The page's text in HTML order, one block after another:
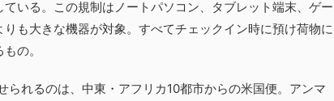
いる。この規制はノートパソコン、タブレット端末、ゲー
も大きな機器が対象。すべてチェックイン時に預け荷物に
の。
られるのは、中東・アフリカ10都市からの米国便。アンマ